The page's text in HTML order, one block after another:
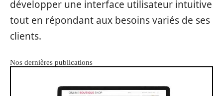
développer une interface utilisateur intuitive
tout en répondant aux besoins variés de ses
clients.
Nos dernières publications